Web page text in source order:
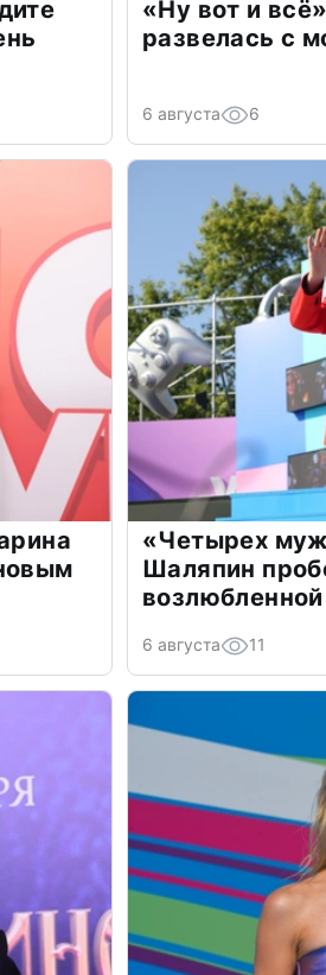
«Ну вот и
развелась с
6 августа 6
«Четырех
Шаляпин
возлюбленной
6 августа 11